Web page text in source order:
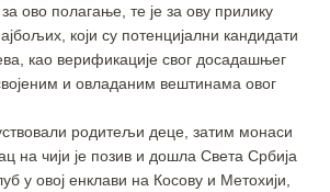
ово полагање, те је за ову прилику
који су потенцијални кандидати
као верификације свог досадашњег
и овладаним вештинама овог
родитељи деце, затим монаси
на чији је позив и дошла Света Србија
у овој енклави на Косову и Метохији,